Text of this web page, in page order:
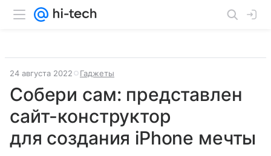
24 августа 2022 Гаджеты
Собери сам: представлен
сайт-конструктор
для создания iPhone мечты